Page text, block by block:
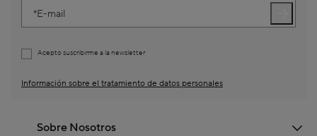
E-mail
Acepto suscribirme a la newsletter
Información sobre el tratamiento de datos personales
Sobre Nosotros